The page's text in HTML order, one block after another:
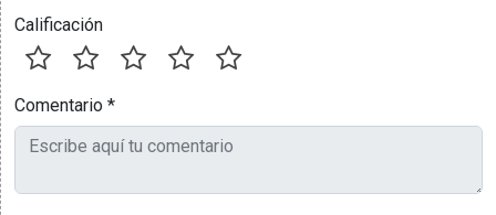
Calificación
Comentario *